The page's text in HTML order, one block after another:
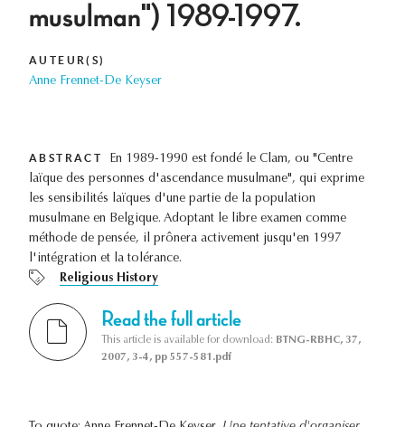
musulman") 1989-1997.
AUTEUR(S)
Anne Frennet-De Keyser
ABSTRACT
En 1989-1990 est fondé le Clam, ou "Centre
laïque des personnes d'ascendance musulmane", qui exprime
les sensibilités laïques d'une partie de la population
musulmane en Belgique. Adoptant le libre examen comme
méthode de pensée, il prônera activement jusqu'en 1997
l'intégration et la tolérance.
Religious History
Read the full article
This article is available for download: BTNG-RBHC, 37,
2007, 3-4, pp 557-581.pdf